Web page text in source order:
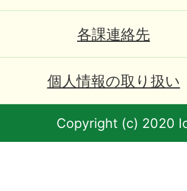
各課連絡先
個人情報の取り扱い
Copyright (c) 2020